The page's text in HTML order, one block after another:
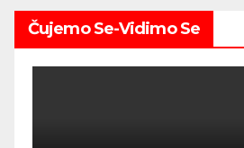
Čujemo Se-Vidimo Se